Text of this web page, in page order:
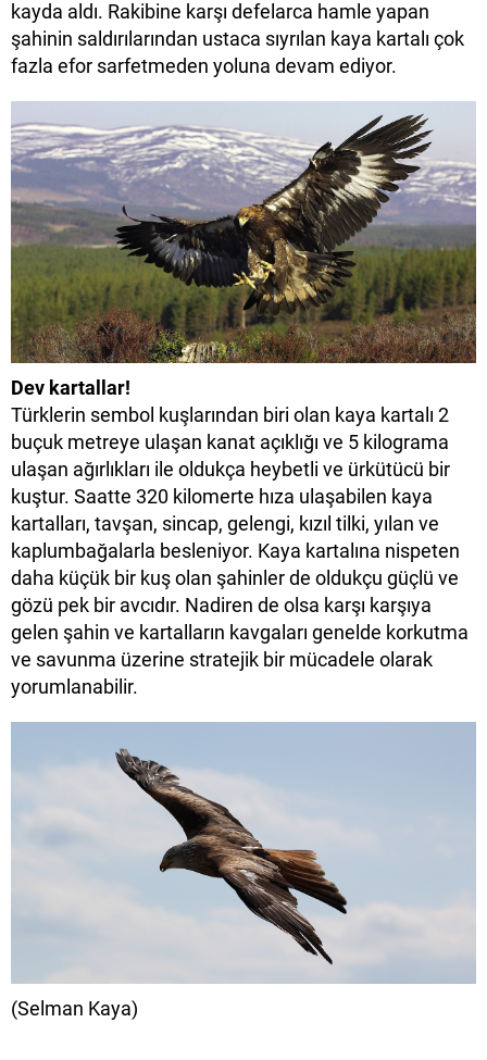
kayda aldı. Rakibine karşı defelarca hamle yapan
şahinin saldırılarından ustaca sıyrılan kaya kartalı çok
fazla efor sarfetmeden yoluna devam ediyor.
Dev kartallar!
Türklerin sembol kuşlarından biri olan kaya kartalı 2
buçuk metreye ulaşan kanat açıklığı ve 5 kilograma
ulaşan ağırlıkları ile oldukça heybetli ve ürkütücü bir
kuştur. Saatte 320 kilomerte hıza ulaşabilen kaya
kartalları, tavşan, sincap, gelengi, kızıl tilki, yılan ve
kaplumbağalarla besleniyor. Kaya kartalına nispeten
daha küçük bir kuş olan şahinler de oldukçu güçlü ve
gözü pek bir avcıdır. Nadiren de olsa karşı karşıya
gelen şahin ve kartalların kavgaları genelde korkutma
ve savunma üzerine stratejik bir mücadele olarak
yorumlanabilir.
(Selman Kaya)